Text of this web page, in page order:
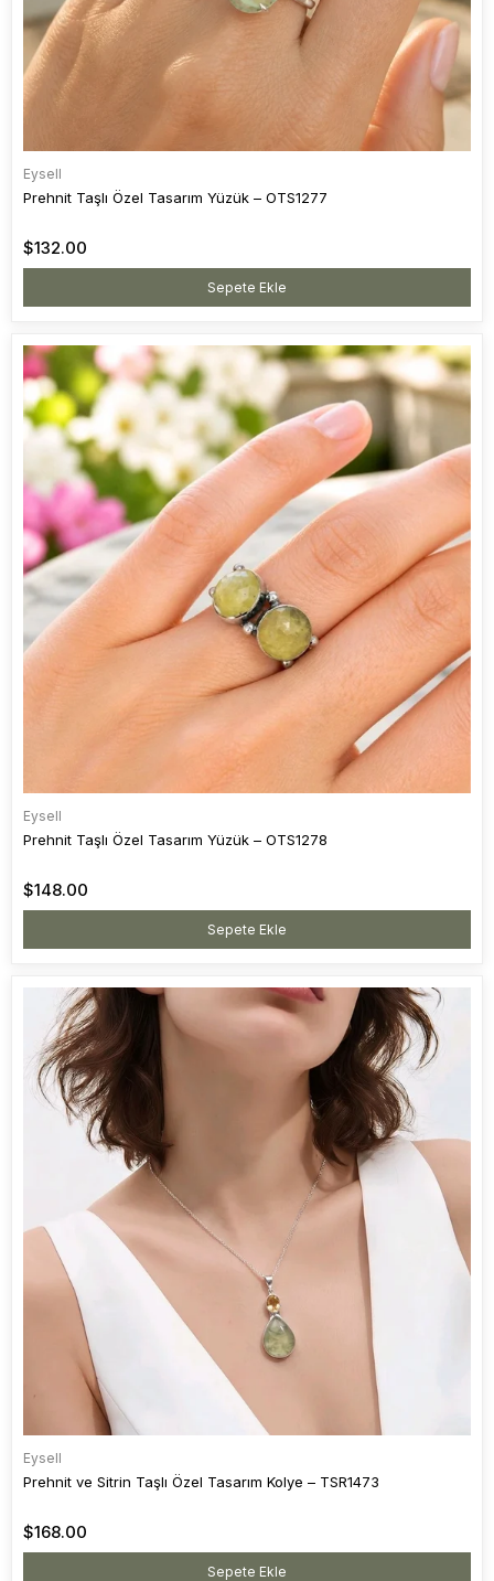
Eysell
Prehnit Taşlı Özel Tasarım Yüzük – OTS1277
$132.00
Sepete Ekle
Eysell
Prehnit Taşlı Özel Tasarım Yüzük – OTS1278
$148.00
Sepete Ekle
Eysell
Prehnit ve Sitrin Taşlı Özel Tasarım Kolye – TSR1473
$168.00
Sepete Ekle